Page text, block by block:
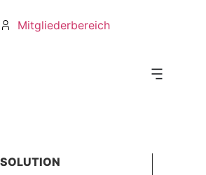
Mitgliederbereich
SOLUTION